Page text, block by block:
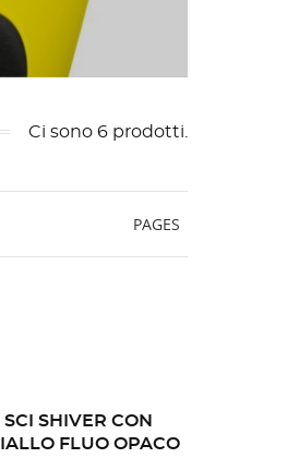
Ci sono 6 prodotti.
PAGES
SHIVER CON
FLUO OPACO